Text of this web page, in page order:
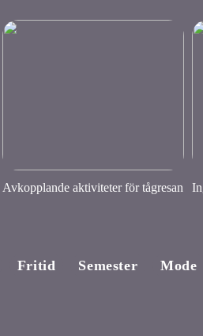
Avkopplande aktiviteter för tågresan
Fritid Semester Mode